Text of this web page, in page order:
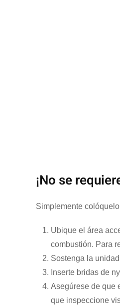
¡No se
Simplemente
Ubique el área
combustión. Para
Sostenga la
Inserte bridas de
Asegúrese de que
que inspeccione